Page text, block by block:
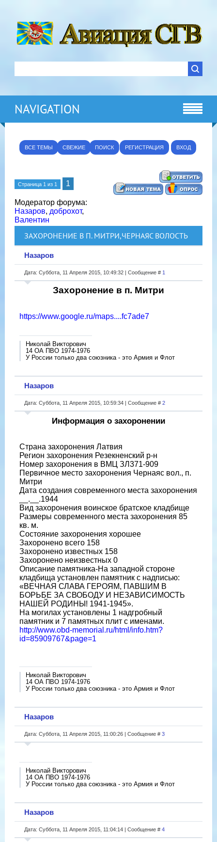
NAVIGATION
ВСЕ ТЕМЫ СВЕЖИЕ ПОИСК РЕГИСТРАЦИЯ ВХОД
Страница 1 из 1 1
Модератор форума:
Назаров, доброхот,
Валентин
ЗАХОРОНЕНИЕ В П. МИТРИ,ЧЕРНАЯС ВОЛОСТЬ
Назаров
Дата: Суббота, 11 Апреля 2015, 10:49:32 | Сообщение # 1
Захоронение в п. Митри
https://www.google.ru/maps....fc7ade7
Николай Викторович
14 ОА ПВО 1974-1976
У России только два союзника - это Армия и Флот
Назаров
Дата: Суббота, 11 Апреля 2015, 10:59:34 | Сообщение # 2
Информация о захоронении
Страна захоронения Латвия
Регион захоронения Резекненский р-н
Номер захоронения в ВМЦ ЗЛ371-909
Первичное место захоронения Чернаяс вол., п.
Митри
Дата создания современного места захоронения
__.__.1944
Вид захоронения воинское братское кладбище
Размеры современного места захоронения 85
кв. м.
Состояние захоронения хорошее
Захоронено всего 158
Захоронено известных 158
Захоронено неизвестных 0
Описание памятника-На западной стороне
кладбища установлен памятник с надписью:
«ВЕЧНАЯ СЛАВА ГЕРОЯМ, ПАВШИМ В
БОРЬБЕ ЗА СВОБОДУ И НЕЗАВИСИМОСТЬ
НАШЕЙ РОДИНЫ! 1941-1945».
На могилах установлены 1 надгробный
памятник и 7 памятных плит с именами.
http://www.obd-memorial.ru/html/info.htm?
id=85909767&page=1
Николай Викторович
14 ОА ПВО 1974-1976
У России только два союзника - это Армия и Флот
Назаров
Дата: Суббота, 11 Апреля 2015, 11:00:26 | Сообщение # 3
Николай Викторович
14 ОА ПВО 1974-1976
У России только два союзника - это Армия и Флот
Назаров
Дата: Суббота, 11 Апреля 2015, 11:04:14 | Сообщение # 4